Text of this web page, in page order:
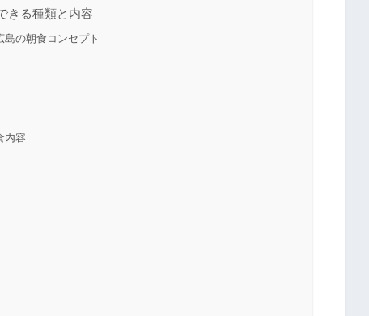
きる種類と内容
の朝食コンセプト
内容